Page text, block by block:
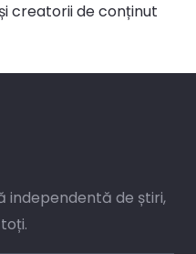
creatorii de conținut
independentă de știri,